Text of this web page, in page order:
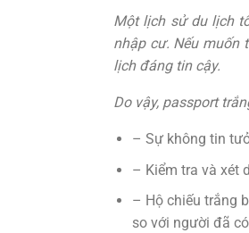
Một lịch sử du lịch
nhập cư. Nếu muốn
lịch đáng tin cậy.
Do vậy, passport
– Sự không tin
– Kiểm tra và xét
– Hộ chiếu trắng
so với người đã